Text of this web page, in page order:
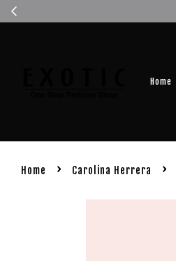
Home
Home › Carolina Herrera ›